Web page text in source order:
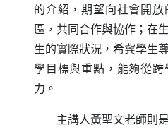
的介紹，期望向社會開
區，共同合作與協作；在
生的實際狀況，希冀學生
學目標與重點，能夠從
力。
主講人黃聖文老師則是